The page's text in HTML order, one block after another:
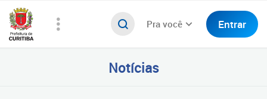
Pra você Entrar
Notícias